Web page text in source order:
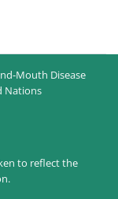
Mouth Disease
Nations
to reflect the